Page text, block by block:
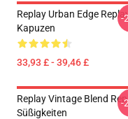
Replay Urban Edge
Kapuzen
33,93 £ - 39,46 £
-
Replay Vintage Blend
Süßigkeiten
-